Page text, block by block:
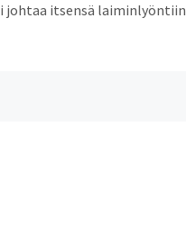
johtaa itsensä laiminlyöntiin